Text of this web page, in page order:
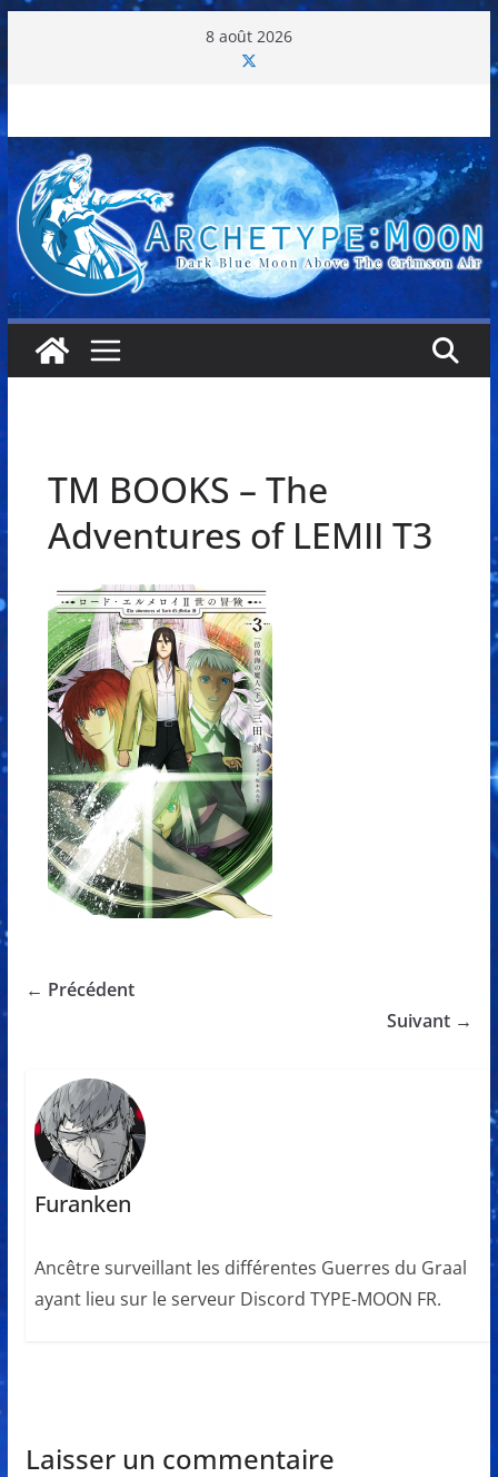
8 août 2026
TM BOOKS – The
Adventures of LEMII T3
← Précédent
Suivant →
Furanken
Ancêtre surveillant les différentes Guerres du Graal
ayant lieu sur le serveur Discord TYPE-MOON FR.
Laisser un commentaire